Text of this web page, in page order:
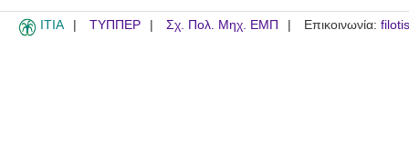
ITIA ΤΥΠΠΕΡ Σχ. Πολ. Μηχ. ΕΜΠ Επικοινωνία: